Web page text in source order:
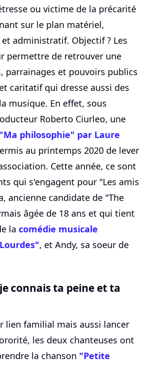
ou victime de la précarité
sur le plan matériel,
administratif. Objectif ? Les
permettre de retrouver une
parrainages et pouvoirs publics
caritatif qui dresse aussi des
musique. En effet, sous
Roberto Ciurleo, une
philosophie" par Laure
au printemps 2020 de lever
Cette année, ce sont
qui s'engagent pour "Les amis
ancienne candidate de "The
âgée de 18 ans et qui tient
la comédie musicale
, et Andy, sa soeur de
connais ta peine et ta
lien familial mais aussi lancer
les deux chanteuses ont
la chanson "Petite